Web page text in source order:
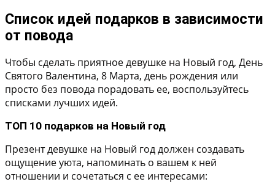
Список идей подарков в зависимости
от повода
Чтобы сделать приятное девушке на Новый год, День
Святого Валентина, 8 Марта, день рождения или
просто без повода порадовать ее, воспользуйтесь
списками лучших идей.
ТОП 10 подарков на Новый год
Презент девушке на Новый год должен создавать
ощущение уюта, напоминать о вашем к ней
отношении и сочетаться с ее интересами: